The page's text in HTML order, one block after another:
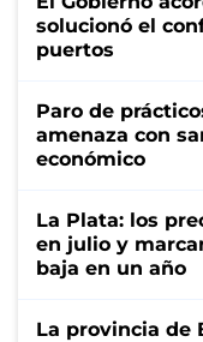
solucionó el
puertos
Paro de
amenaza con
económico
La Plata: los
en julio y
baja en un año
La provincia de